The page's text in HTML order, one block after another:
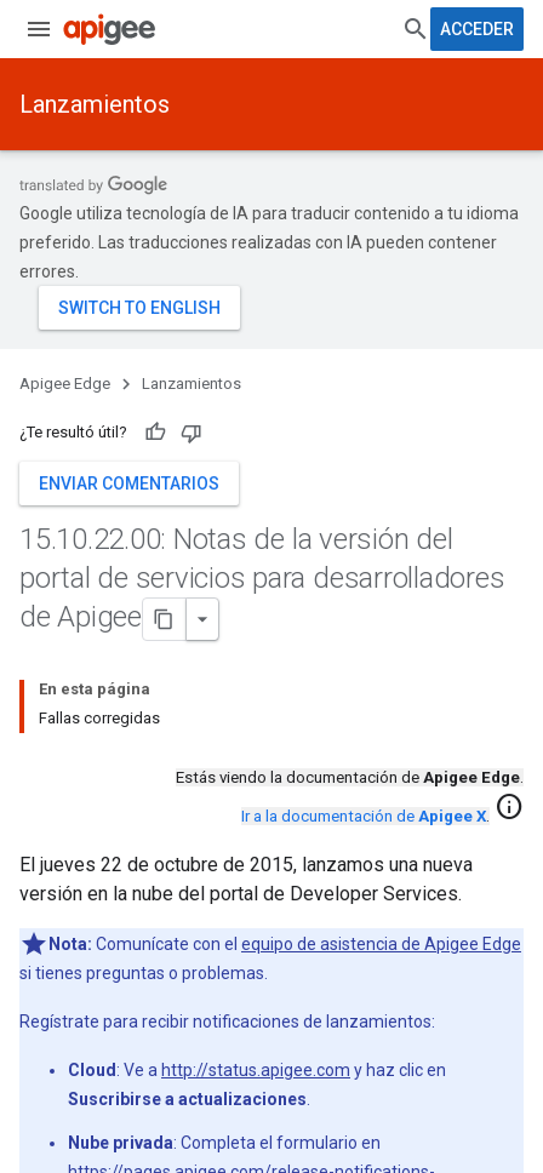
ACCEDER
Lanzamientos
Google utiliza tecnología de IA para traducir contenido a tu idioma
preferido. Las traducciones realizadas con IA pueden contener
errores.
Apigee Edge Lanzamientos
¿Te resultó útil?
ENVIAR COMENTARIOS
15.10.22.00: Notas de la versión del
portal de servicios para desarrolladores
de Apigee
En esta página
Fallas corregidas
Estás viendo la documentación de Apigee Edge.
Ir a la documentación de Apigee X. info
El jueves 22 de octubre de 2015, lanzamos una nueva
versión en la nube del portal de Developer Services.
Nota: Comunícate con el equipo de asistencia de Apigee Edge
si tienes preguntas o problemas.
Regístrate para recibir notificaciones de lanzamientos:
Cloud : Ve a http://status.apigee.com y haz clic en
Suscribirse a actualizaciones
Nube privada: Completa el formulario en